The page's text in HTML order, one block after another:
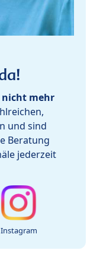
nicht mehr
und sind
Beratung
jederzeit
Instagram